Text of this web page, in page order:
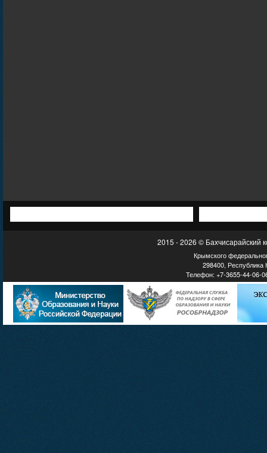
2015 - 2026 © Бахчисарайский
Крымского
298400, Республика
Телефон: +7-3655-44-06-